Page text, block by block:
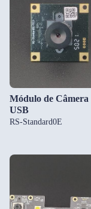
Módulo de Câmera
USB
RS-Standard0E